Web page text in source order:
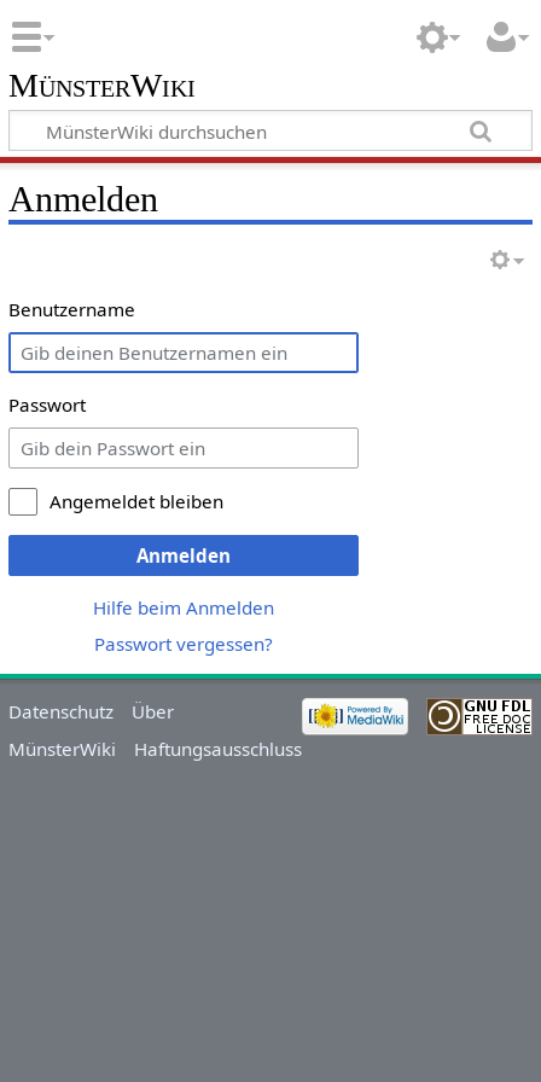
MünsterWiki
Anmelden
Benutzername
Passwort
Angemeldet bleiben
Anmelden
Hilfe beim Anmelden
Passwort vergessen?
Datenschutz
Über
MünsterWiki
Haftungsausschluss